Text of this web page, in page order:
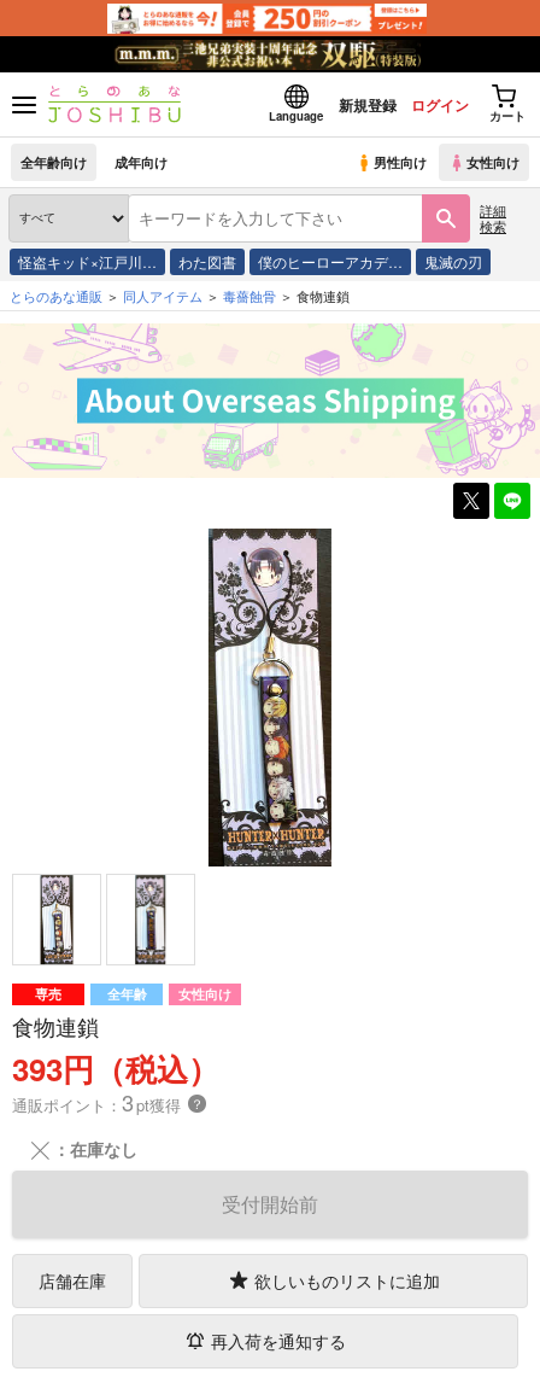
Language
新規登録 ログイン
カート
全年齢向け 成年向け 男性向け 女性向け
詳細
検索
怪盗キッド×江戸川… わた図書 僕のヒーローアカデ… 鬼滅の刃
とらのあな通販 同人アイテム 毒薔蝕骨 食物連鎖
専売 全年齢 女性向け
食物連鎖
393円（税込）
通販ポイント： 3pt獲得 ？
╳ ：在庫なし
受付開始前
店舗在庫 欲しいものリストに追加
再入荷を通知する